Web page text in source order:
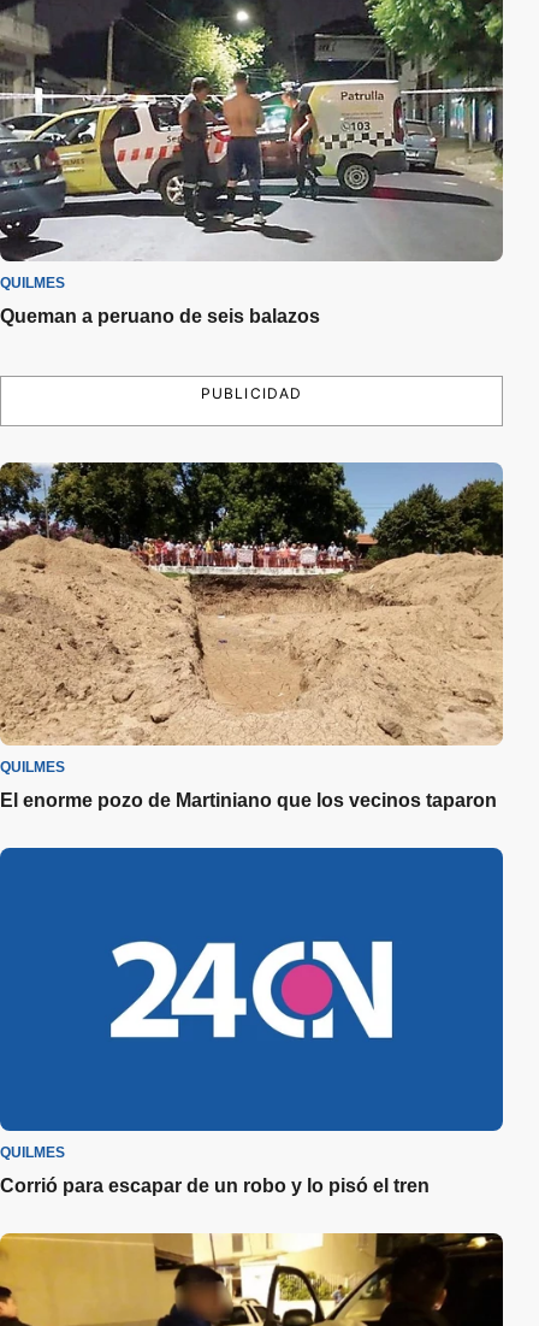
QUILMES
Queman a peruano de seis balazos
PUBLICIDAD
QUILMES
El enorme pozo de Martiniano que los vecinos taparon
QUILMES
Corrió para escapar de un robo y lo pisó el tren